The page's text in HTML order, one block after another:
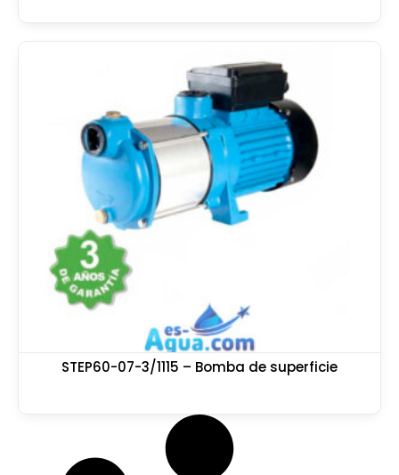
STEP60-07-3/1115 – Bomba de superficie